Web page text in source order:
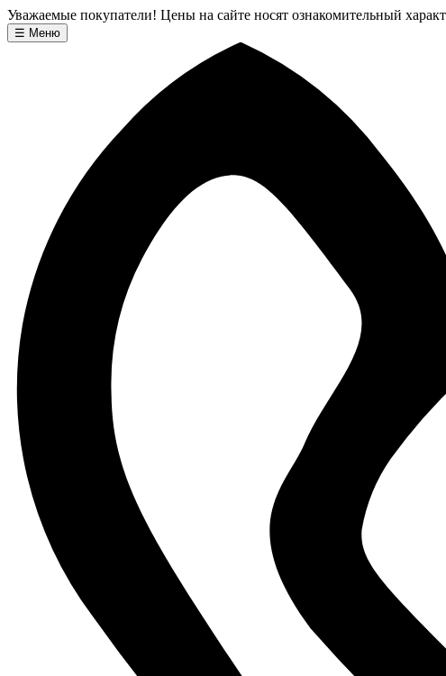
Уважаемые покупатели! Цены на сайте носят ознакомительный
☰ Меню